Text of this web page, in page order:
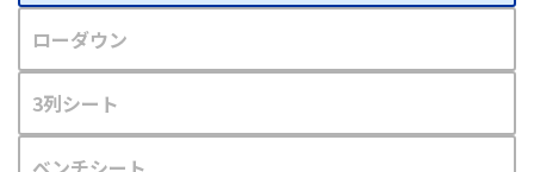
ローダウン
3列シート